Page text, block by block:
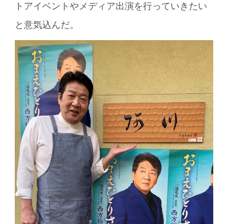
トアイベントやメディア出演を行っていきたい
と意気込んだ。